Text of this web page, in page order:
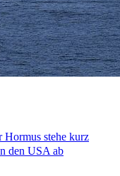
Hormus stehe kurz
den USA ab